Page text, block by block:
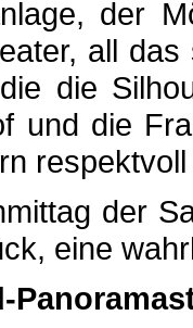
der
all
die
und die
der
eine